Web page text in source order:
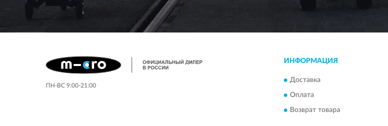
ПН-ВС 9:00-21:00
ИНФОРМАЦИЯ
Доставка
Оплата
Возврат товара